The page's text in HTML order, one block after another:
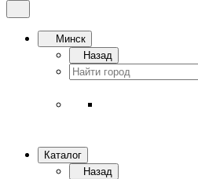
Минск
Назад
Каталог
Назад